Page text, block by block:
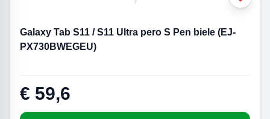
Galaxy Tab S11 / S11 Ultra pero S Pen biele (EJ-
PX730BWEGEU)
€ 59,6